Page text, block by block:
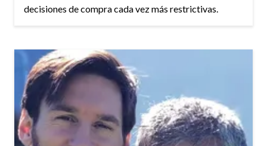
decisiones de compra cada vez más restrictivas.